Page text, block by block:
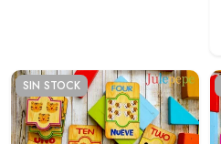
SIN STOCK